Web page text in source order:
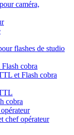
caméra,
flashes de studio
cobra
et Flash cobra
cobra
chef opérateur